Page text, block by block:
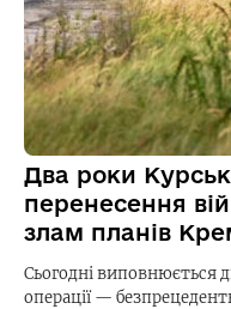
Два роки
перенесення
злам планів
Сьогодні виповнюється
операції —